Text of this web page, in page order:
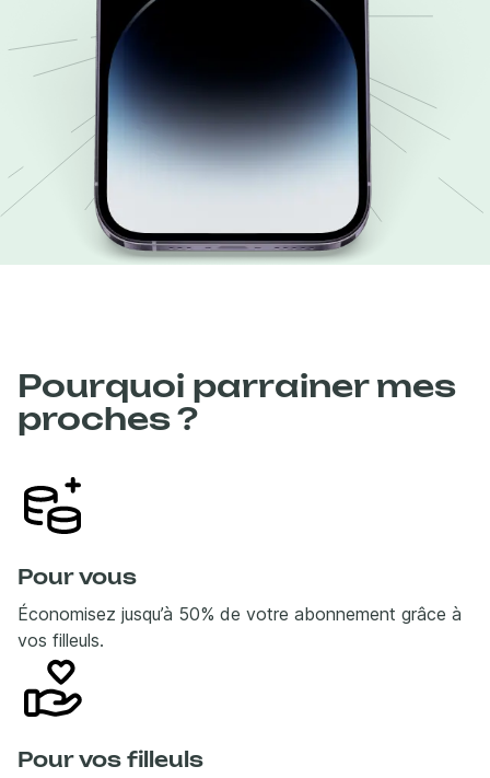
Pourquoi parrainer mes
proches ?
Pour vous
Économisez jusqu’à 50% de votre abonnement grâce à
vos filleuls.
Pour vos filleuls